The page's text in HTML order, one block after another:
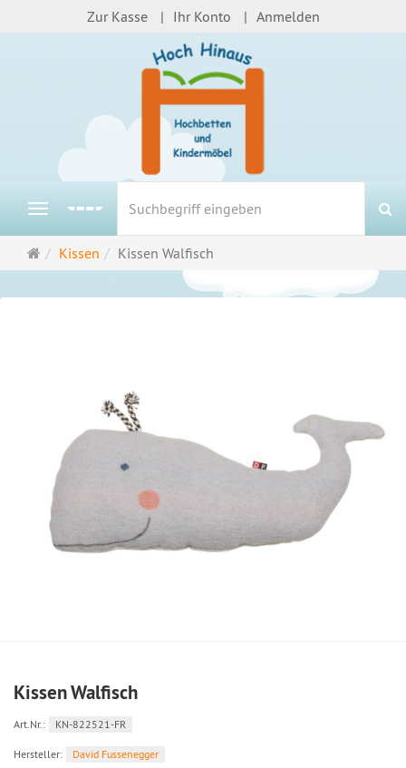
Zur Kasse Ihr Konto Anmelden
Navigation
Startseite
Kissen Kissen Walfisch
Kissen Walfisch
Art.Nr.: KN-822521-FR
Hersteller: David Fussenegger